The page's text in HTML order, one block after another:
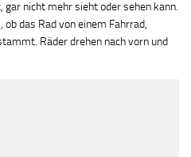
nicht mehr sieht oder sehen kann.
das Rad von einem Fahrrad,
Räder drehen nach vorn und